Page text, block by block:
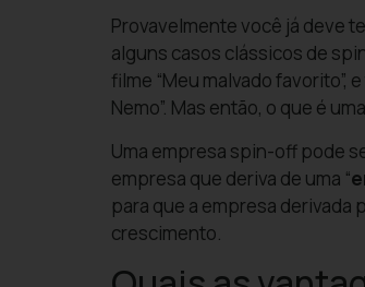
Provavelmente você já deve
alguns casos clássicos de
filme “Meu malvado favorito”,
Nemo”. Mas então, o que é
Uma empresa spin-off pode
empresa que deriva de uma “
para que a empresa
crescimento.